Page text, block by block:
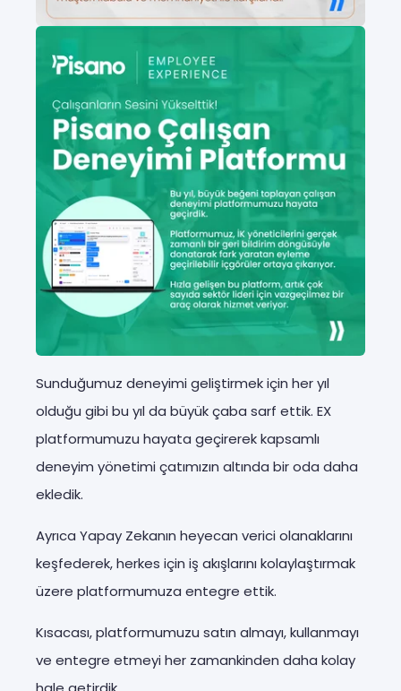
Sunduğumuz deneyimi geliştirmek için her yıl
olduğu gibi bu yıl da büyük çaba sarf ettik. EX
platformumuzu hayata geçirerek kapsamlı
deneyim yönetimi çatımızın altında bir oda daha
ekledik.
Ayrıca Yapay Zekanın heyecan verici olanaklarını
keşfederek, herkes için iş akışlarını kolaylaştırmak
üzere platformumuza entegre ettik.
Kısacası, platformumuzu satın almayı, kullanmayı
ve entegre etmeyi her zamankinden daha kolay